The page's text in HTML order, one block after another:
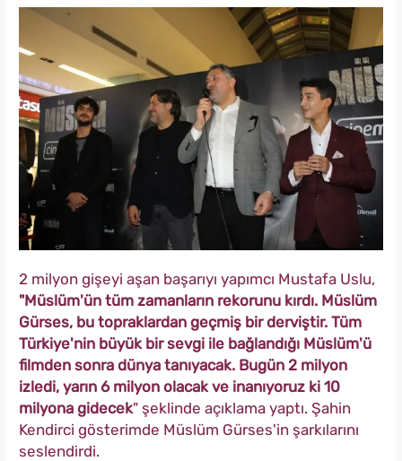
2 milyon gişeyi aşan başarıyı yapımcı Mustafa Uslu,
"Müslüm'ün tüm zamanların rekorunu kırdı. Müslüm
Gürses, bu topraklardan geçmiş bir derviştir. Tüm
Türkiye'nin büyük bir sevgi ile bağlandığı Müslüm'ü
filmden sonra dünya tanıyacak. Bugün 2 milyon
izledi, yarın 6 milyon olacak ve inanıyoruz ki 10
milyona gidecek" şeklinde açıklama yaptı. Şahin
Kendirci gösterimde Müslüm Gürses'in şarkılarını
seslendirdi.